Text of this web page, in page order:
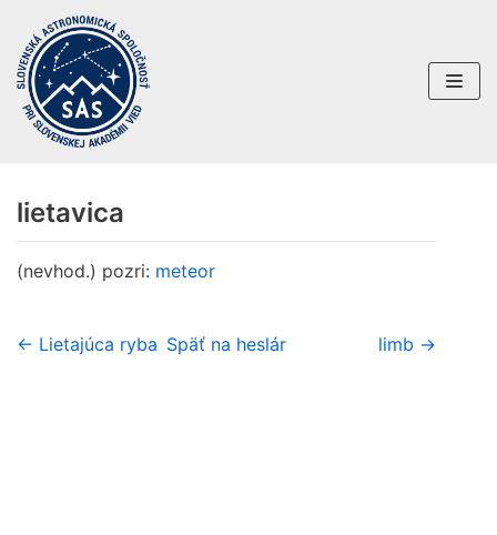
Preskočiť
na
obsah
lietavica
(nevhod.) pozri: meteor
← Lietajúca ryba Späť na heslár limb →